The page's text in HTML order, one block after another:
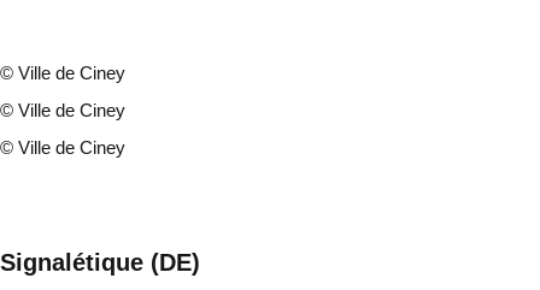
© Ville de Ciney
© Ville de Ciney
© Ville de Ciney
Signalétique (DE)